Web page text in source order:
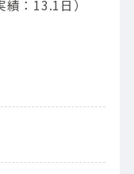
：13.1日）